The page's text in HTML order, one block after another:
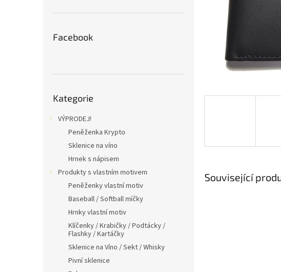
Facebook
kategorie
Kategorie
VÝPRODEJ!
Peněženka Krypto
Sklenice na víno
Hrnek s nápisem
Produkty s vlastním motivem
Peněženky vlastní motiv
Baseball / Softball míčky
Hrnky vlastní motiv
Klíčenky / Krabičky / Podtácky /
Flashky / Kartáčky
Sklenice na Víno / Sekt / Whisky
Pivní sklenice
Související